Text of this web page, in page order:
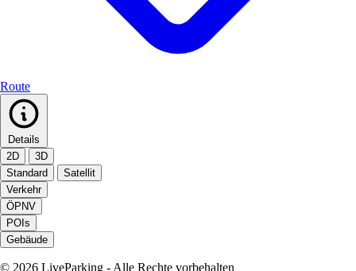
Route
Details
2D
3D
Standard
Satellit
Verkehr
ÖPNV
POIs
Gebäude
© 2026 LiveParking - Alle Rechte vorbehalten